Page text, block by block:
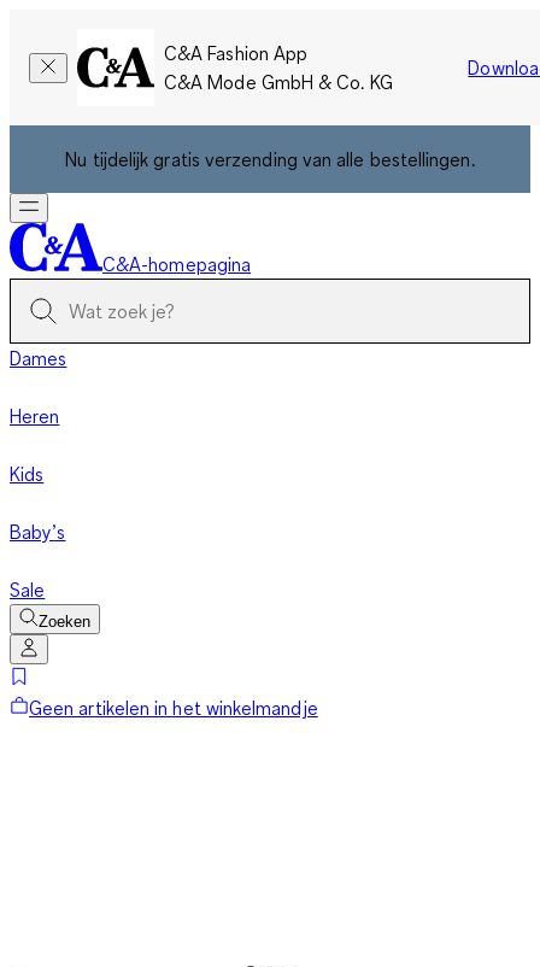
C&A Fashion App
C&A Mode GmbH & Co. KG
Nu tijdelijk gratis verzending van alle bestellingen.
C&A-homepagina
Dames
Heren
Kids
Baby’s
Sale
Zoeken
Geen artikelen in het winkelmandje